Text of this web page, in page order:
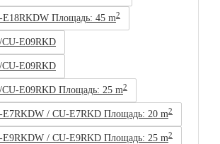
E18RKDW Площадь: 45 m2
CU-E09RKD
CU-E09RKD
CU-E09RKD Площадь: 25 m2
E7RKDW / CU-E7RKD Площадь: 20 m2
E9RKDW / CU-E9RKD Площадь: 25 m2